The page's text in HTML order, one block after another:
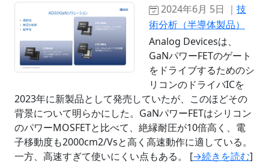
2024年6月 5日 ｜ 技
術分析（半導体製品）
Analog Devicesは、
GaNパワーFETのゲート
をドライブするためのシ
リコンのドライバICを
2023年に新製品として発売していたが、このほどその
背景について明らかにした。GaNパワーFETはシリコン
のパワーMOSFETと比べて、絶縁耐圧が10倍高く、電
子移動度も2000cm2/Vsと高く高速動作に適している。
一方、高速すぎて使いにくい点もある。 [→続きを読む]